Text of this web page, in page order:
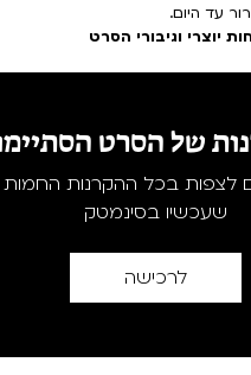
עד היום.
של הסרט
לצפות בכל ההקרנות החמות
שעכשיו בסינמטק
לרכישה